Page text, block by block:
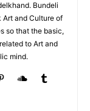
Bundeli
Art and Culture of
so that the basic,
to Art and
mind.